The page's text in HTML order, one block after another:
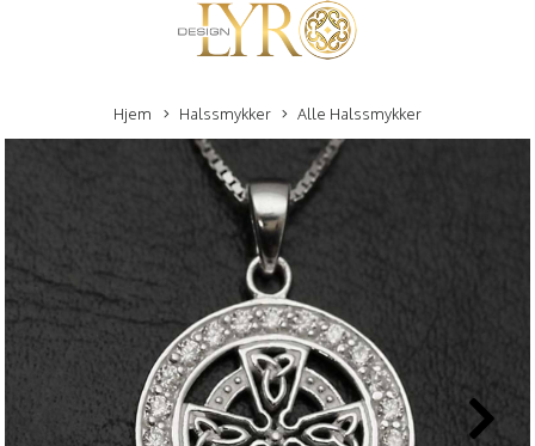
Hjem Halssmykker Alle Halssmykker